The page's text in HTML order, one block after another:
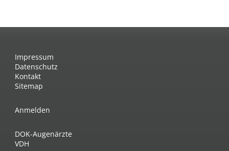
Impressum
Datenschutz
Kontakt
Sitemap
Anmelden
DOK-Augenärzte
VDH